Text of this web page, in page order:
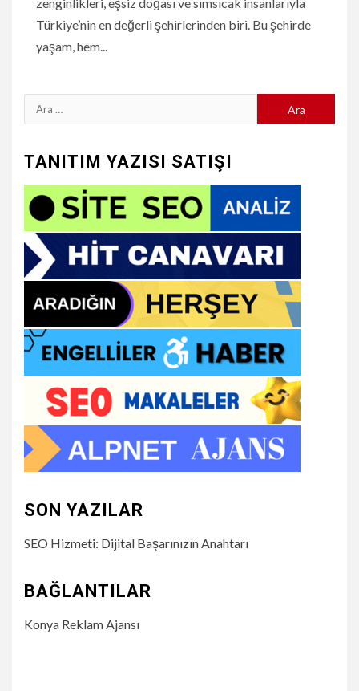
Türkiye’nin en değerli şehirlerinden biri. Bu şehirde
yaşam, hem...
Arama:
TANITIM YAZISI SATIŞI
SON YAZILAR
SEO Hizmeti: Dijital Başarınızın Anahtarı
BAĞLANTILAR
Konya Reklam Ajansı